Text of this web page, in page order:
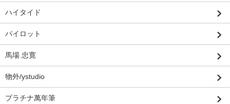
ハイタイド
パイロット
馬場 忠寛
物外/ystudio
プラチナ萬年筆